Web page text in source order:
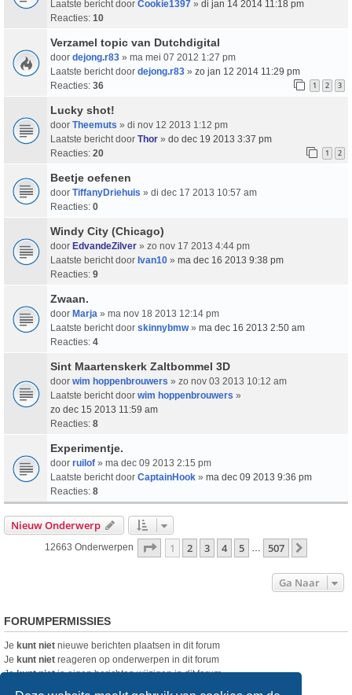
Laatste bericht door Cookie1397 » di jan 14 2014 11:18 pm
Reacties: 10
Verzamel topic van Dutchdigital
door dejong.r83 » ma mei 07 2012 1:27 pm
Laatste bericht door dejong.r83 » zo jan 12 2014 11:29 pm
Reacties: 36 1 2 3
Lucky shot!
door Theemuts » di nov 12 2013 1:12 pm
Laatste bericht door Thor » do dec 19 2013 3:37 pm
Reacties: 20 1 2
Beetje oefenen
door TiffanyDriehuis » di dec 17 2013 10:57 am
Reacties: 0
Windy City (Chicago)
door EdvandeZilver » zo nov 17 2013 4:44 pm
Laatste bericht door Ivan10 » ma dec 16 2013 9:38 pm
Reacties: 9
Zwaan.
door Marja » ma nov 18 2013 12:14 pm
Laatste bericht door skinnybmw» ma dec 16 2013 2:50 am
Reacties: 4
Sint Maartenskerk Zaltbommel 3D
door wim hoppenbrouwers » zo nov 03 2013 10:12 am
Laatste bericht door wim hoppenbrouwers »
zo dec 15 2013 11:59 am
Reacties: 8
Experimentje.
door ruilof » ma dec 09 2013 2:15 pm
Laatste bericht door CaptainHook » ma dec 09 2013 9:36 pm
Reacties: 8
Nieuw Onderwerp
12663 Onderwerpen Pagina Van507
1 2 3 4 5 507
Ga Naar
FORUMPERMISSIES
Je kunt niet nieuwe berichten plaatsen in dit forum
Je kunt niet reageren op onderwerpen in dit forum
Jekunt nietje eigen berichten wijzigen in dit forum